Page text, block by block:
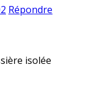
Répondre
isolée